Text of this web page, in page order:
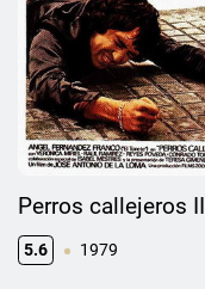
Perros callejeros II
5.6 1979